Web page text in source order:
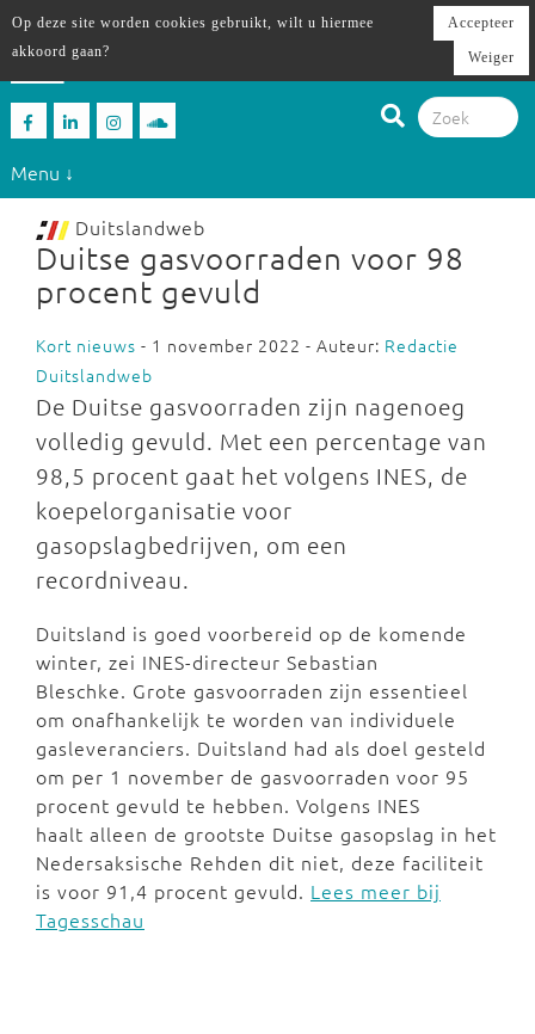
Menu ↓
Duitslandweb
Duitse gasvoorraden voor 98
procent gevuld
Kort nieuws - 1 november 2022 - Auteur: Redactie
Duitslandweb
De Duitse gasvoorraden zijn nagenoeg
volledig gevuld. Met een percentage van
98,5 procent gaat het volgens INES, de
koepelorganisatie voor
gasopslagbedrijven, om een
recordniveau.
Duitsland is goed voorbereid op de komende
winter, zei INES-directeur Sebastian
Bleschke. Grote gasvoorraden zijn essentieel
om onafhankelijk te worden van individuele
gasleveranciers. Duitsland had als doel gesteld
om per 1 november de gasvoorraden voor 95
procent gevuld te hebben. Volgens INES
haalt alleen de grootste Duitse gasopslag in het
Nedersaksische Rehden dit niet, deze faciliteit
is voor 91,4 procent gevuld. Lees meer bij
Tagesschau
Op deze site worden cookies gebruikt, wilt u hiermee
akkoord gaan?
Accepteer
Weiger